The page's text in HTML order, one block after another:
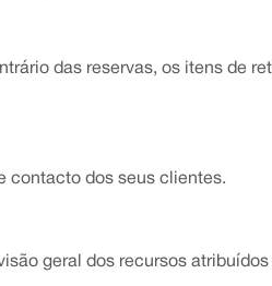
das reservas, os itens de
contacto dos seus clientes.
geral dos recursos